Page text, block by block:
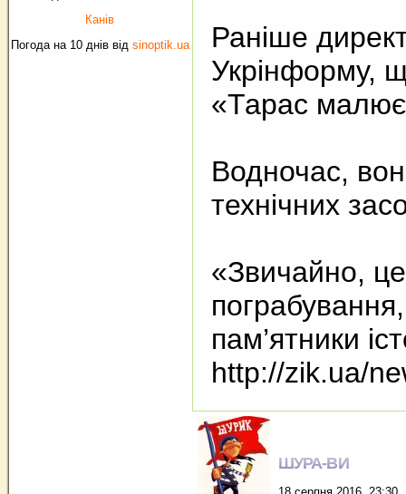
Канів
Погода на 10 днів від sinoptik.ua
Раніше
Укрінформу,
«Тарас
Водночас,
технічних
«Звичайно,
пам’ятники
http://zik.ua/
ШУРА-ВИ